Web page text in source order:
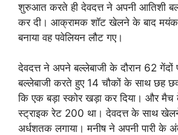
शुरुआत करते ही देवदत्त ने अपनी आतिशी
कर दी। आक्रामक शॉट खेलने के बाद मयंक
बनाया वह पवेलियन लौट गए।
देवदत्त ने अपने बल्लेबाजी के दौरान 62 गेंदों
बल्लेबाजी करते हुए 14 चौकों के साथ छह
कि एक बड़ा स्कोर खड़ा कर दिया। और मैच
स्ट्राइक रेट 200 था। देवदत्त के साथ
अर्धशतक लगाया। मनीष ने अपनी पारी के